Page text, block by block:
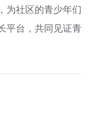
为社区的青少年们
平台，共同见证青